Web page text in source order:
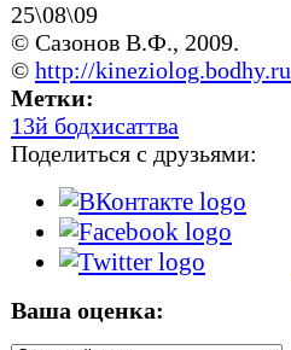
25\08\09
© Сазонов В.Ф., 2009.
© http://kineziolog.bodhy.ru
Метки:
13й бодхисаттва
Поделиться с друзьями:
Ваша оценка: